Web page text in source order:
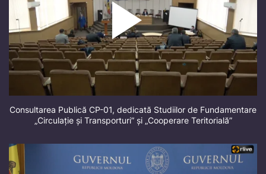
Consultarea Publică CP-01, dedicată Studiilor de Fundamentare
„Circulație și Transporturi” și „Cooperare Teritorială”